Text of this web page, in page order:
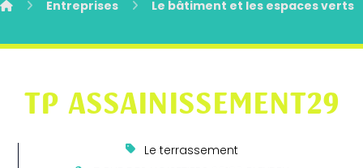
Entreprises Le bâtiment et les espaces verts
TP ASSAINISSEMENT29
Le terrassement